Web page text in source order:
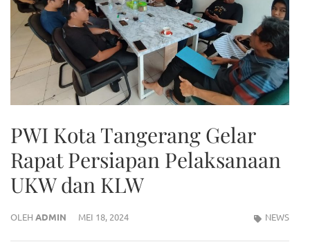
PWI Kota Tangerang Gelar
Rapat Persiapan Pelaksanaan
UKW dan KLW
OLEH ADMIN MEI 18, 2024 NEWS